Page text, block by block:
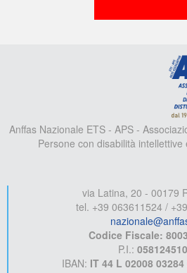
Anffas Nazionale ETS - APS -
Persone con disabilità
via Latina, 20 - 00179
tel. +39 063611524 /
Codice Fiscale:
P.I.:
IBAN: IT 44 L 02008